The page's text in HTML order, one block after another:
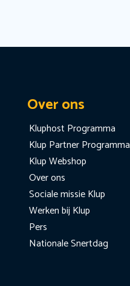
Over ons
Kluphost Programma
Klup Partner Programma
Klup Webshop
Over ons
Sociale missie Klup
Werken bij Klup
Pers
Nationale Snertdag